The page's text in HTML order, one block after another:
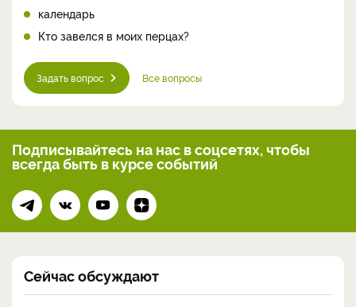
календарь
Кто завелся в моих перцах?
Задать вопрос Все вопросы
Подписывайтесь на нас в соцсетях, чтобы
всегдабыть в курсе событий
Сейчас обсуждают